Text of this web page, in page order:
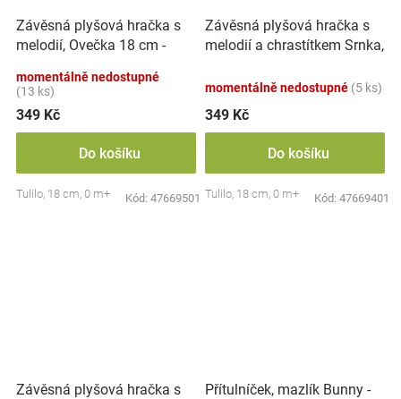
Závěsná plyšová hračka s
melodií, Ovečka 18 cm -
momentálně nedostupné
(13 ks)
349 Kč
Do košíku
Tulilo, 18 cm, 0 m+ Kód: 47669501
Závěsná plyšová hračka s
melodií a chrastítkem Srnka,
momentálně nedostupné (5 ks)
349 Kč
Do košíku
Tulilo, 18 cm, 0 m+ Kód: 47669401
Závěsná plyšová hračka s
Přítulníček, mazlík Bunny -